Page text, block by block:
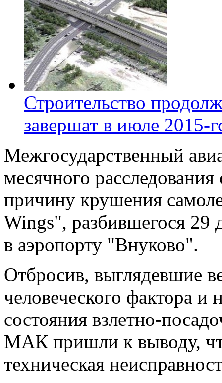
Строительство
завершат в июле 2015-
Межгосударственный
месячного
причину крушения
Wings", разбившегося 29
в аэропорту "Внуково".
Отбросив, выглядевшие
человеческого фактора и
состояния взлетно-
МАК пришли к выводу,
техническая